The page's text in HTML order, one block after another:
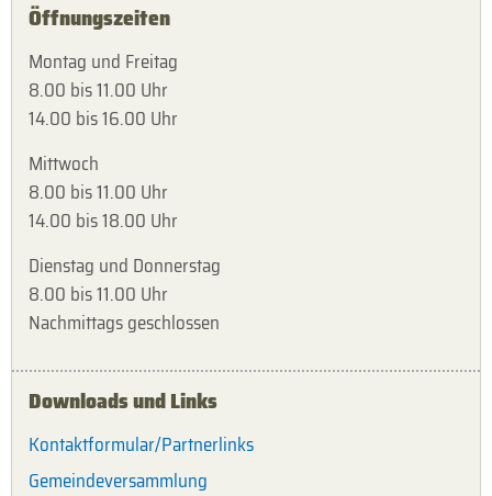
Öffnungszeiten
Montag und Freitag
8.00 bis 11.00 Uhr
14.00 bis 16.00 Uhr
Mittwoch
8.00 bis 11.00 Uhr
14.00 bis 18.00 Uhr
Dienstag und Donnerstag
8.00 bis 11.00 Uhr
Nachmittags geschlossen
Downloads und Links
Kontaktformular/Partnerlinks
Gemeindeversammlung